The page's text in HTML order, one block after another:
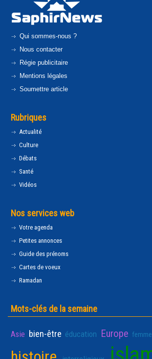
Qui sommes-nous ?
Nous contacter
Régie publicitaire
Mentions légales
Soumettre article
Rubriques
Actualité
Culture
Débats
Santé
Vidéos
Nos services web
Votre agenda
Petites annonces
Guide des prénoms
Cartes de voeux
Ramadan
Mots-clés de la semaine
Asie bien-être éducation Europe